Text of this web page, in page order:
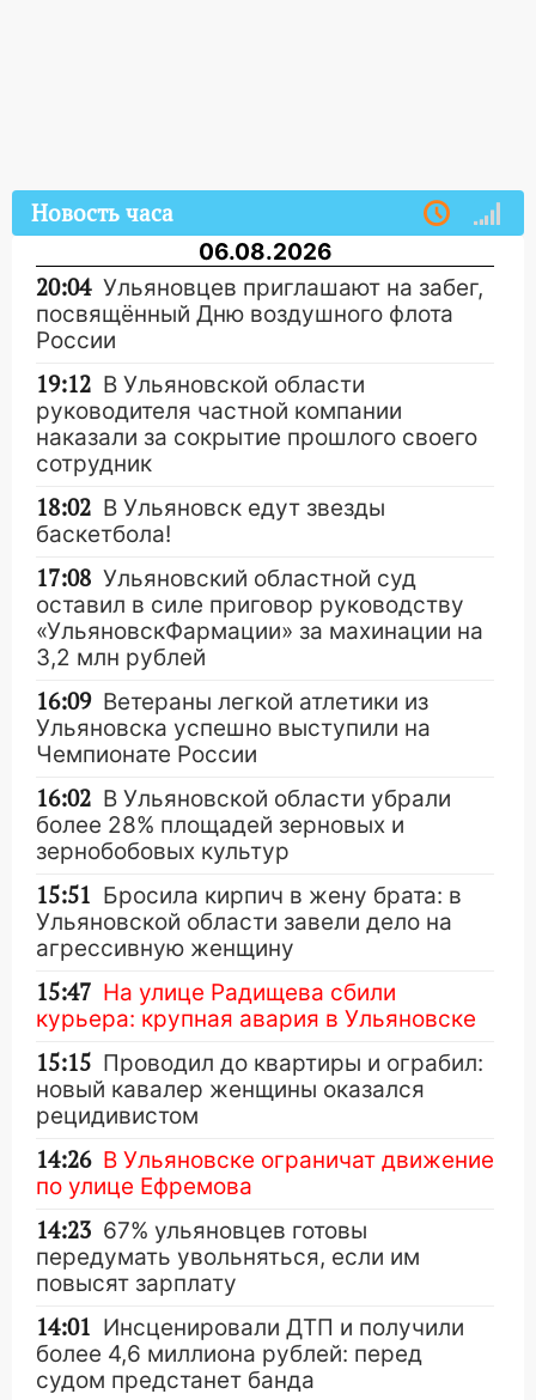
Новость часа
06.08.2026
20:04 Ульяновцев приглашают на забег,
посвящённый Дню воздушного флота
России
19:12 В Ульяновской области
руководителя частной компании
наказали за сокрытие прошлого своего
сотрудник
18:02 В Ульяновск едут звезды
баскетбола!
17:08 Ульяновский областной суд
оставил в силе приговор руководству
«УльяновскФармации» за махинации на
3,2 млн рублей
16:09 Ветераны легкой атлетики из
Ульяновска успешно выступили на
Чемпионате России
16:02 В Ульяновской области убрали
более 28% площадей зерновых и
зернобобовых культур
15:51 Бросила кирпич в жену брата: в
Ульяновской области завели дело на
агрессивную женщину
15:47 На улице Радищева сбили
курьера: крупная авария в Ульяновске
15:15 Проводил до квартиры и ограбил:
новый кавалер женщины оказался
рецидивистом
14:26 В Ульяновске ограничат движение
по улице Ефремова
14:23 67% ульяновцев готовы
передумать увольняться, если им
повысят зарплату
14:01 Инсценировали ДТП и получили
более 4,6 миллиона рублей: перед
судом предстанет банда